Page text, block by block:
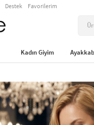
Destek Favorilerim
Kadın Giyim